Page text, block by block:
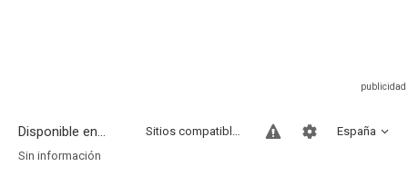
Disponible en... España
Sitios compatibles
Sin información